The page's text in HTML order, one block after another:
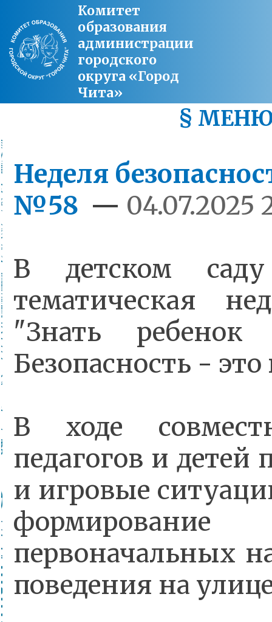
Комитет
образования
администрации
городского
округа «Город
Чита»
§
Неделя
№58 — 04.07.2025
В детском
тематическая
"Знать
Безопасность -
В ходе
педагогов и детей
и игровые
первоначальных
поведения на